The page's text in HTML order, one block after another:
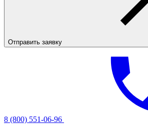
Отправить заявку
8 (800) 551-06-96